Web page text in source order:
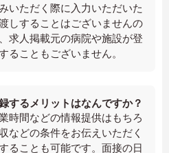
いただく際に入力いただいた
しすることはございませんの
求人掲載元の病院や施設が登
ることもございません。
するメリットはなんですか？
時間などの情報提供はもちろ
などの条件をお伝えいただく
ることも可能です。面接の日